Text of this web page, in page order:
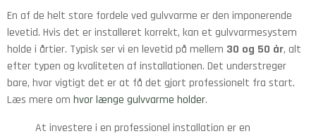
En af de helt store fordele ved gulvvarme er den imponerende
levetid. Hvis det er installeret korrekt, kan et gulvvarmesystem
holde i årtier. Typisk ser vi en levetid på mellem 30 og 50 år, alt
efter typen og kvaliteten af installationen. Det understreger
bare, hvor vigtigt det er at få det gjort professionelt fra start.
Læs mere om hvor længe gulvvarme holder.
At investere i en professionel installation er en